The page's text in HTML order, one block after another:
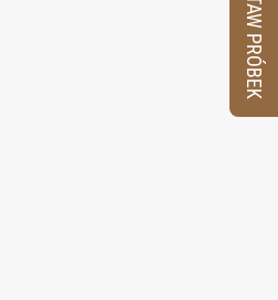
ZESTAW PRÓBEK